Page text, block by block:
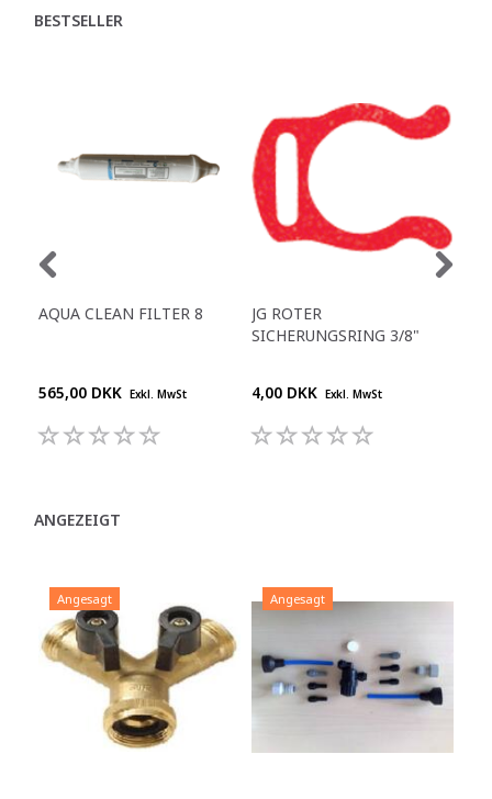
BESTSELLER
AQUA CLEAN FILTER 8
565,00 DKK Exkl. MwSt
JG ROTER
SICHERUNGSRING 3/8"
4,00 DKK Exkl. MwSt
ANGEZEIGT
Angesagt Angesagt